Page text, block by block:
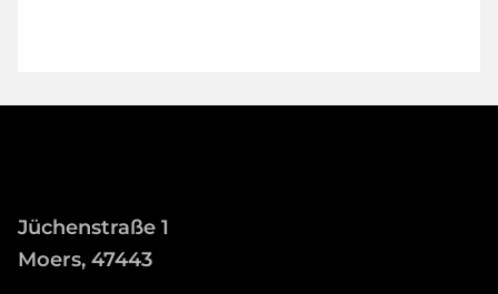
Jüchenstraße 1
Moers, 47443